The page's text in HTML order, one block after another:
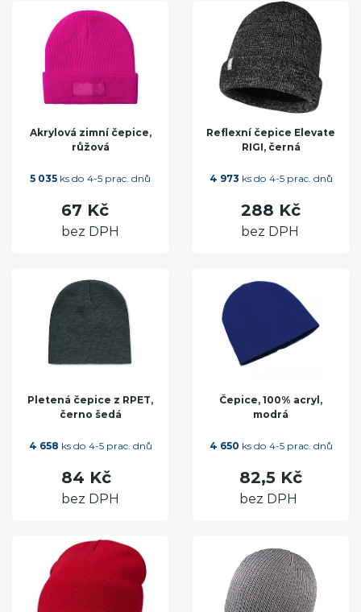
Akrylová zimní čepice,
růžová
5 035 ks do 4-5 prac. dnů
67 Kč
bez DPH
Reflexní čepice Elevate
RIGI, černá
4 973 ks do 4-5 prac. dnů
288 Kč
bez DPH
Pletená čepice z RPET,
černo šedá
4 658 ks do 4-5 prac. dnů
84 Kč
bez DPH
Čepice, 100% acryl,
modrá
4 650 ks do 4-5 prac. dnů
82,5 Kč
bez DPH